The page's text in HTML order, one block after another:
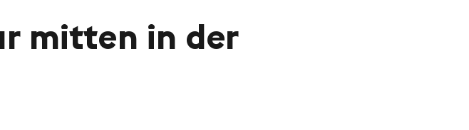
mitten in der